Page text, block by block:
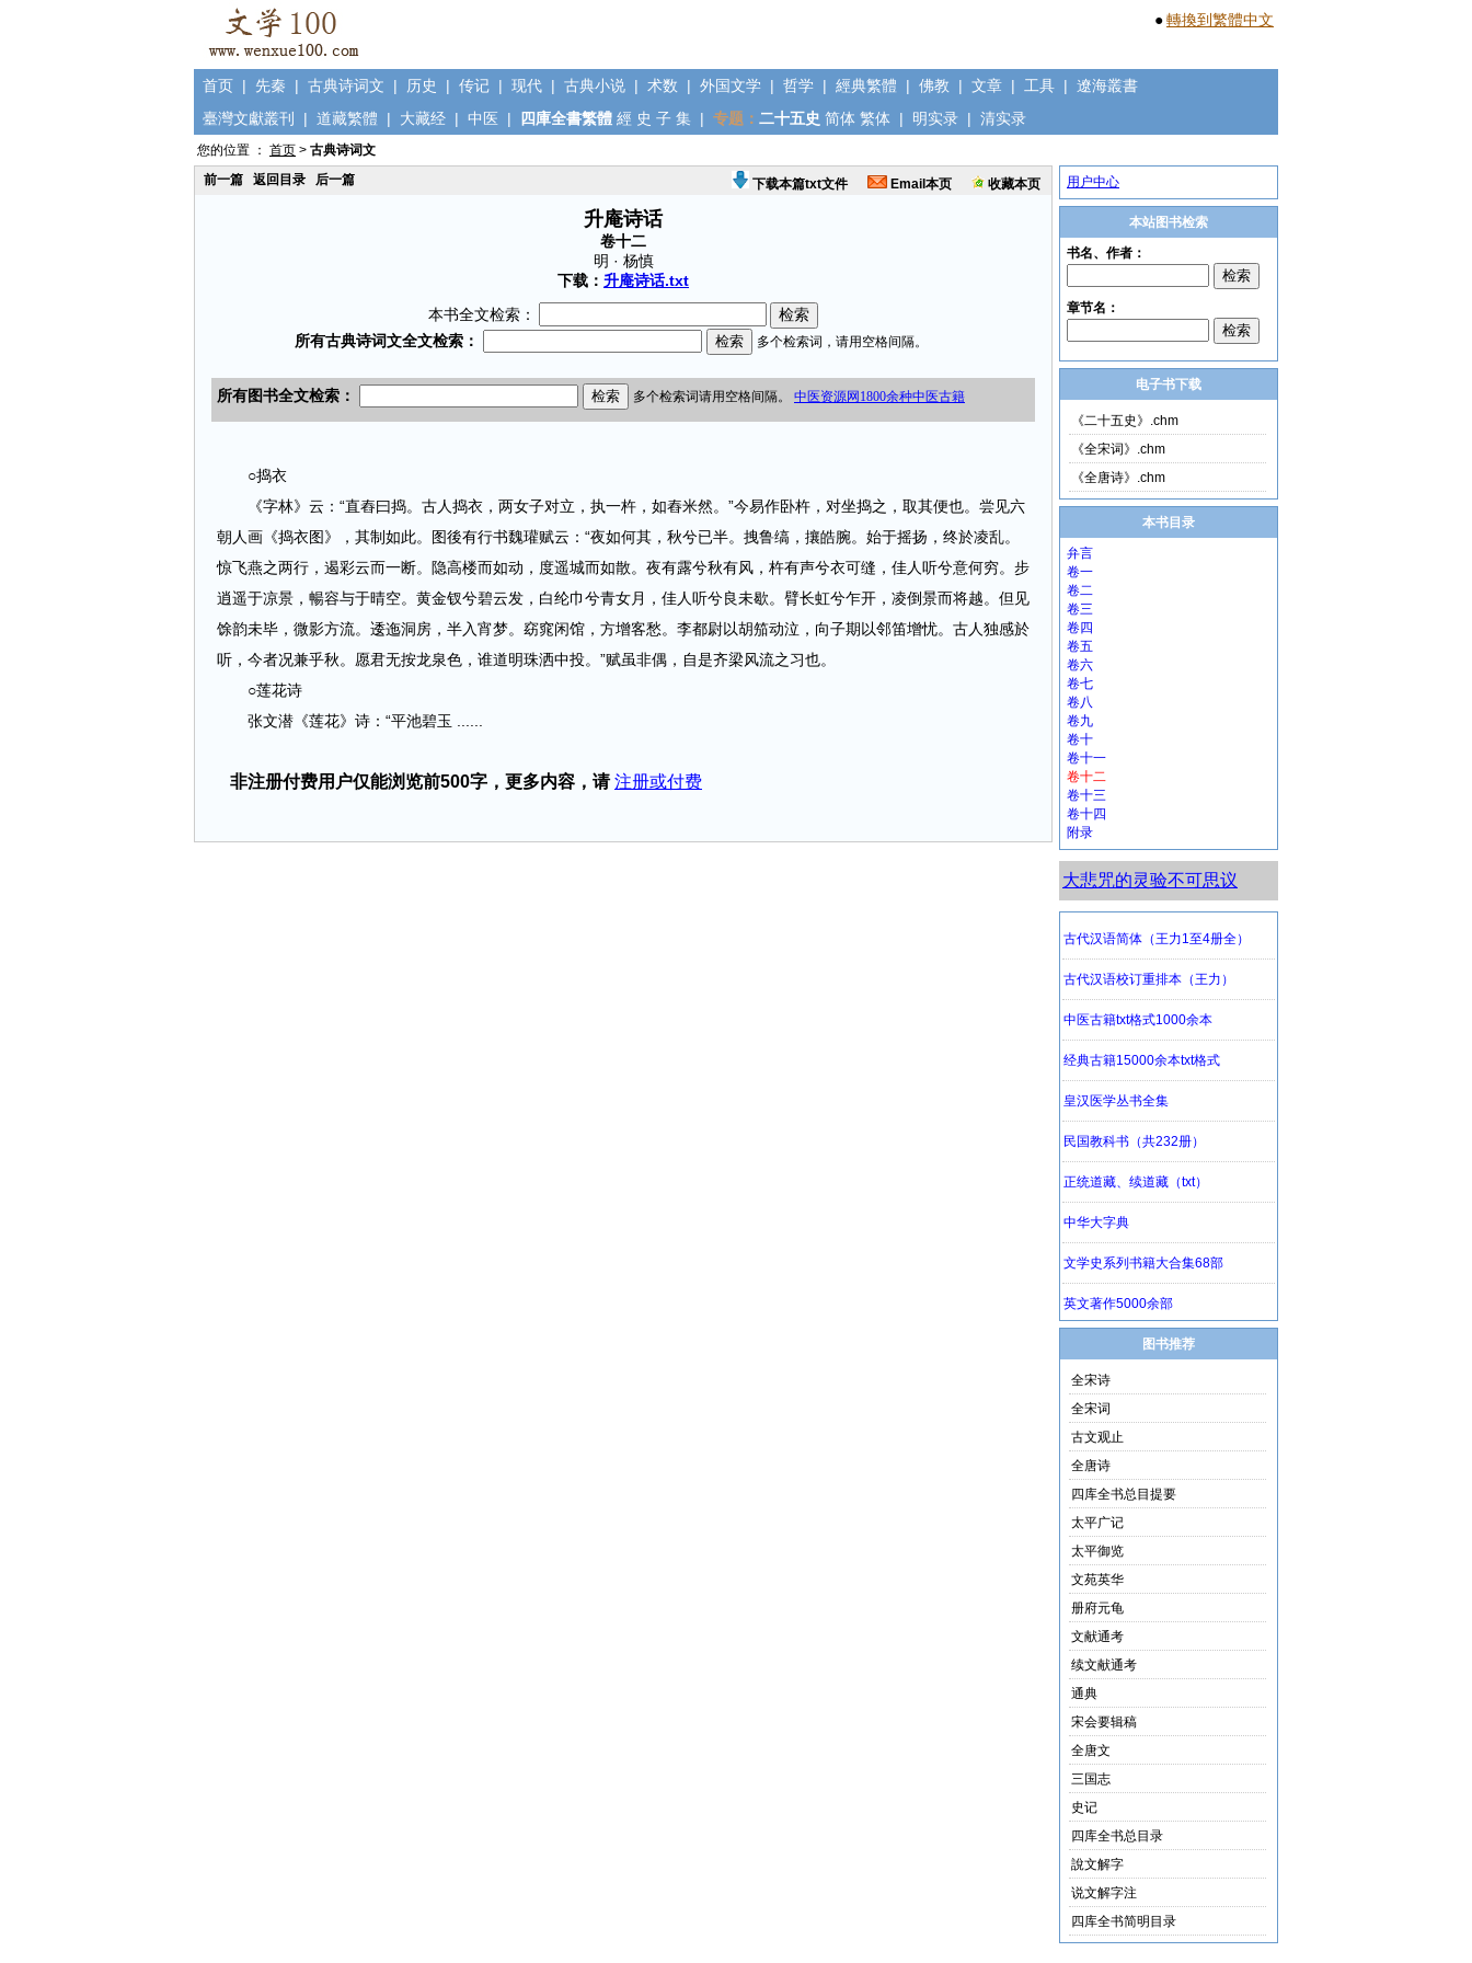
●轉換到繁體中文
首页 | 先秦 | 古典诗词文 | 历史 | 传记 | 现代 | 古典小说 | 术数 | 外国文学 | 哲学 | 經典繁體 | 佛教 | 文章 | 工具 | 遼海叢書
臺灣文獻叢刊
| 道藏繁體 | 大藏经 | 中医 | 四庫全書繁體 經 史 子 集 | 专题： 二十五史 简体 繁体 | 明实录 | 清实录
您的位置 ： 首页 > 古典诗词文
前一篇
返回目录 后一篇 下载本篇txt文件 Email本页 收藏本页
升庵诗话
卷十二
明 · 杨慎
下载： 升庵诗话.txt
本书全文检索：
○捣衣
《字林》云：“直舂曰捣。古人捣衣，两女子对立，执一杵，如舂米然。”今易作卧杵，对坐捣之，取其便也。尝见六
朝人画《捣衣图》，其制如此。图後有行书魏瓘赋云：“夜如何其，秋兮已半。拽鲁缟，攘皓腕。始于摇扬，终於凌乱。
惊飞燕之两行，遏彩云而一断。隐高楼而如动，度遥城而如散。夜有露兮秋有风，杵有声兮衣可缝，佳人听兮意何穷。步
逍遥于凉景，暢容与于晴空。黄金钗兮碧云发，白纶巾兮青女月，佳人听兮良未歇。臂长虹兮乍开，凌倒景而将越。但见
馀韵未毕，微影方流。逶迤洞房，半入宵梦。窈窕闲馆，方增客愁。李都尉以胡笳动泣，向子期以邻笛增忧。古人独感於
听，今者况兼乎秋。愿君无按龙泉色，谁道明珠洒中投。”赋虽非偶，自是齐梁风流之习也。
○莲花诗
张文潜《莲花》诗：“平池碧玉 ......
非注册付费用户仅能浏览前500字，更多内容，请 注册或付费
用户中心
本站图书检索
电子书下载
《二十五史》.chm
《全宋词》.chm
《全唐诗》.chm
本书目录
弁言
卷一
卷二
卷三
卷四
卷五
卷六
卷七
卷八
卷九
卷十
卷十一
卷十二
卷十三
卷十四
附录
大悲咒的灵验不可思议
图书推荐
全宋诗
全宋词
古文观止
全唐诗
四库全书总目提要
太平广记
太平御览
文苑英华
册府元龟
文献通考
续文献通考
通典
宋会要辑稿
全唐文
三国志
史记
四库全书总目录
說文解字
说文解字注
四库全书简明目录